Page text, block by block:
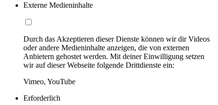
Externe Medieninhalte
Durch das Akzeptieren dieser Dienste können wir dir Videos
oder andere Medieninhalte anzeigen, die von externen
Anbietern gehostet werden. Mit deiner Einwilligung setzen
wir auf dieser Webseite folgende Drittdienste ein:
Vimeo, YouTube
Erforderlich